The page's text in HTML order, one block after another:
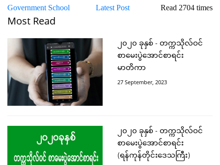
Government School Latest Post Read 2704 times
Most Read
၂၀၂၀ ခုနှစ် - တက္ကသိုလ်ဝင်
စာမေးပွဲအောင်စာရင်း
မာတိကာ
27 September, 2023
၂၀၂၀ ခုနှစ် - တက္ကသိုလ်ဝင်
စာမေးပွဲအောင်စာရင်း
(ရန်ကုန်တိုင်းဒေသကြီး)